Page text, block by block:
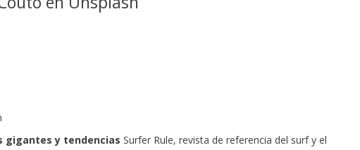
gigantes y tendencias Surfer Rule, revista de referencia del surf y el